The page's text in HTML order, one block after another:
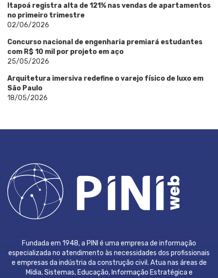
Itapoá registra alta de 121% nas vendas de apartamentos
no primeiro trimestre
02/06/2026
Concurso nacional de engenharia premiará estudantes
com R$ 10 mil por projeto em aço
25/05/2026
Arquitetura imersiva redefine o varejo físico de luxo em
São Paulo
18/05/2026
Fundada em 1948, a PINI é uma empresa de informação
especializada no atendimento às necessidades dos profissionais
e empresas da indústria da construção civil. Atua nas áreas de
Mídia, Sistemas, Educação, Informação Estratégica e